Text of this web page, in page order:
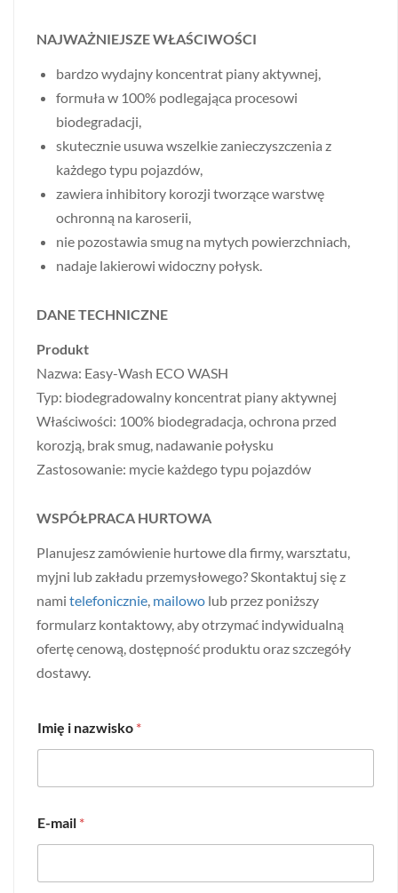
NAJWAŻNIEJSZE WŁAŚCIWOŚCI
bardzo wydajny koncentrat piany aktywnej,
formuła w 100% podlegająca procesowi
biodegradacji,
skutecznie usuwa wszelkie zanieczyszczenia z
każdego typu pojazdów,
zawiera inhibitory korozji tworzące warstwę
ochronną na karoserii,
nie pozostawia smug na mytych powierzchniach,
nadaje lakierowi widoczny połysk.
DANE TECHNICZNE
Produkt
Nazwa: Easy-Wash ECO WASH
Typ: biodegradowalny koncentrat piany aktywnej
Właściwości: 100% biodegradacja, ochrona przed
korozją, brak smug, nadawanie połysku
Zastosowanie: mycie każdego typu pojazdów
WSPÓŁPRACA HURTOWA
Planujesz zamówienie hurtowe dla firmy, warsztatu,
myjni lub zakładu przemysłowego? Skontaktuj się z
nami telefonicznie, mailowo lub przez poniższy
formularz kontaktowy, aby otrzymać indywidualną
ofertę cenową, dostępność produktu oraz szczegóły
dostawy.
Imię i nazwisko *
E-mail *